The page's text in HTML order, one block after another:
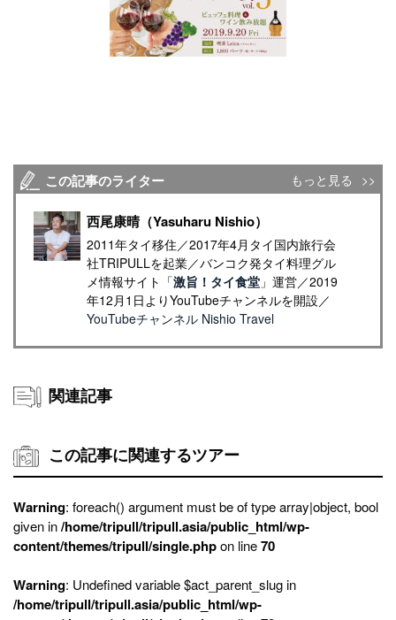
この記事のライター もっと見る
西尾康晴（Yasuharu Nishio）
2011年タイ移住／2017年4月タイ国内旅行会
社TRIPULLを起業／バンコク発タイ料理グル
メ情報サイト「激旨！タイ食堂」運営／2019
年12月1日よりYouTubeチャンネルを開設／
YouTubeチャンネル Nishio Travel
関連記事
この記事に関連するツアー
Warning: foreach() argument must be of type array|object, bool
given in/home/tripull/tripull.asia/public_html/wp-
content/themes/tripull/single.phpon line70
Warning: Undefined variable $act_parent_slug in
/home/tripull/tripull.asia/public_html/wp-